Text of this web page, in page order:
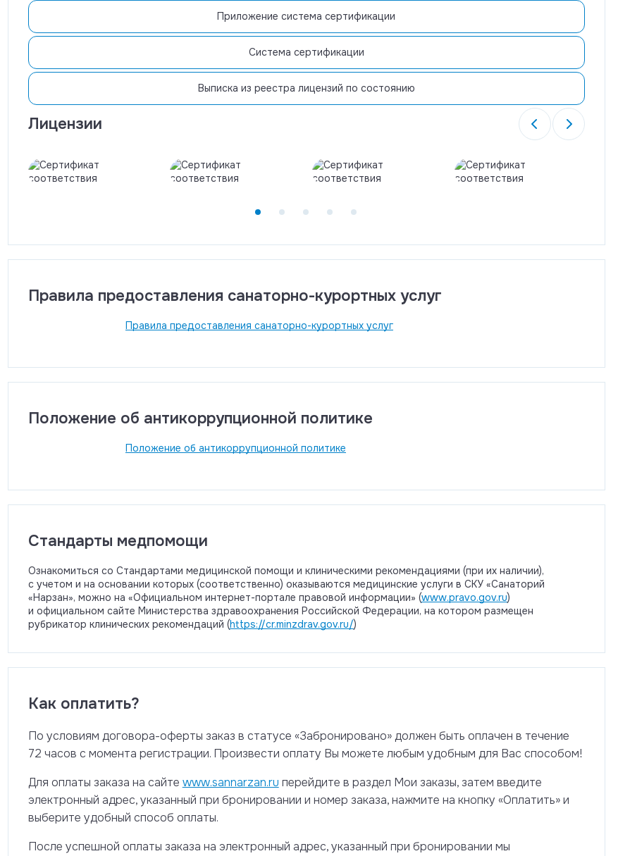
Приложение система сертификации
Система сертификации
Выписка из реестра лицензий по состоянию
Лицензии
Правила предоставления санаторно-курортных услуг
Правила предоставления санаторно-курортных услуг
Положение об антикоррупционной политике
Положение об антикоррупционной политике
Стандарты медпомощи
Ознакомиться со Стандартами медицинской помощи и клиническими рекомендациями (при их наличии),
с учетом и на основании которых (соответственно) оказываются медицинские услуги в СКУ «Санаторий
«Нарзан», можно на «Официальном интернет-портале правовой информации» (www.pravo.gov.ru)
и официальном сайте Министерства здравоохранения Российской Федерации, на котором размещен
рубрикатор клинических рекомендаций (https://cr.minzdrav.gov.ru/)
Как оплатить?
По условиям договора-оферты заказ в статусе «Забронировано» должен быть оплачен в течение
72 часов с момента регистрации. Произвести оплату Вы можете любым удобным для Вас способом!
Для оплаты заказа на сайте www.sannarzan.ru перейдите в раздел Мои заказы, затем введите
электронный адрес, указанный при бронировании и номер заказа, нажмите на кнопку «Оплатить» и
выберите удобный способ оплаты.
После успешной оплаты заказа на электронный адрес, указанный при бронировании мы